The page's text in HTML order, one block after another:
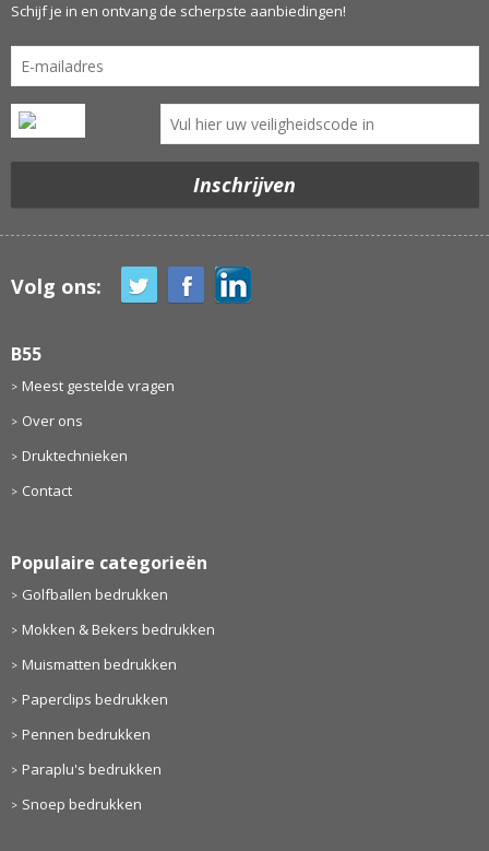
Schijf je in en ontvang de scherpste aanbiedingen!
Volg ons:
B55
Meest gestelde vragen
Over ons
Druktechnieken
Contact
Populaire categorieën
Golfballen bedrukken
Mokken & Bekers bedrukken
Muismatten bedrukken
Paperclips bedrukken
Pennen bedrukken
Paraplu's bedrukken
Snoep bedrukken